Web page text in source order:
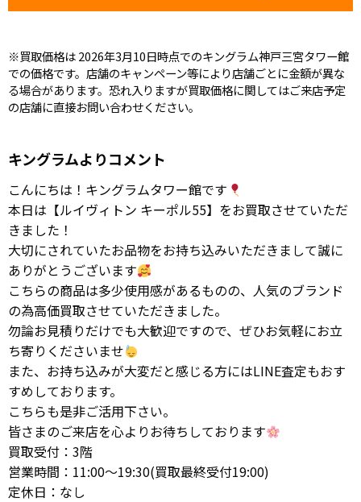
※買取価格は 2026年3月10日時点でのキングラム神戸三宮タワー館
での価格です。店舗のキャンペーン等により店舗ごとに金額が異な
る場合があります。恐れ入りますが買取価格に関してはご来店予定
の店舗に直接お問い合わせください。
キングラムよりコメント
こんにちは！キングラムタワー館です
本日は【ルイヴィトン キーポル55】をお買取させていただ
きました！
大切にされていたお品物をお持ち込みいただきまして誠に
ありがとうございます
こちらの商品は多少使用感があるものの、人気のブランド
の為高価買取させていただきました。
勿論お見積りだけでも大歓迎ですので、ぜひお気軽にお立
ち寄りくださいませ
また、お持ち込みが大変だと感じる方にはLINE査定もおす
すめしております。
こちらも是非ご活用下さい。
皆さまのご来店を心よりお待ちしております
買取受付：3階
営業時間：11:00～19:30(買取最終受付19:00)
定休日：なし